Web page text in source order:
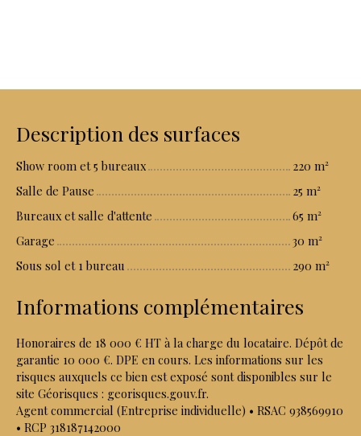
Description des surfaces
Show room et 5 bureaux
220 m²
Salle de Pause
25 m²
Bureaux et salle d'attente
65 m²
Garage
30 m²
Sous sol et 1 bureau
290 m²
Informations complémentaires
Honoraires de 18 000 € HT à la charge du locataire. Dépôt de
garantie 10 000 €. DPE en cours. Les informations sur les
risques auxquels ce bien est exposé sont disponibles sur le
site Géorisques : georisques.gouv.fr.
Agent commercial (Entreprise individuelle) • RSAC 938569910
• RCP 318187142000